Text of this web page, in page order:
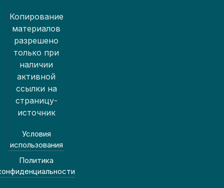
Копирование
материалов
разрешено
только при
наличии
активной
ссылки на
страницу-
источник
Условия
использования
Политика